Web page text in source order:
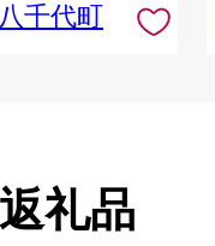
千代町
礼品